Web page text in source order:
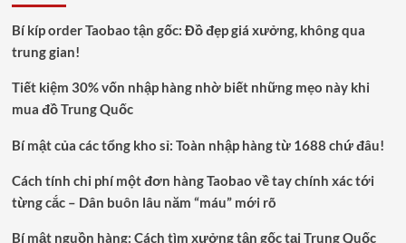
ngày
Bí kíp order Taobao tận gốc: Đồ đẹp giá xưởng, không qua
trung gian!
Tiết kiệm 30% vốn nhập hàng nhờ biết những mẹo này khi
mua đồ Trung Quốc
Bí mật của các tổng kho sỉ: Toàn nhập hàng từ 1688 chứ đâu!
Cách tính chi phí một đơn hàng Taobao về tay chính xác tới
từng cắc – Dân buôn lâu năm “máu” mới rõ
Bí mật nguồn hàng: Cách tìm xưởng tận gốc tại Trung Quốc